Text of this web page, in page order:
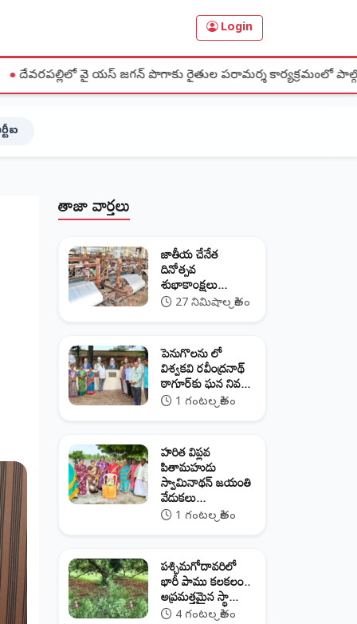
Login
జగన్ పొగాకు రైతుల పరామర్శ కార్యక్రమంలో పాల్గొన్న జిల్లా అధ్యక్షులు
తాజా వార్తలు
జాతీయ చేనేత
దినోత్సవ
శుభాకాంక్షలు...
27 నిమిషాల క్రితం
పెనుగొలను లో
విశ్వకవి రవీంద్రనాథ్
ఠాగూర్‌కు ఘన నివ...
1 గంటల క్రితం
హరిత విప్లవ
పితామహుడు
స్వామినాథన్ జయంతి
వేడుకలు...
1 గంటల క్రితం
పశ్చిమగోదావరిలో
భారీ పాము కలకలం..
అప్రమత్తమైన స్థా...
4 గంటల క్రితం